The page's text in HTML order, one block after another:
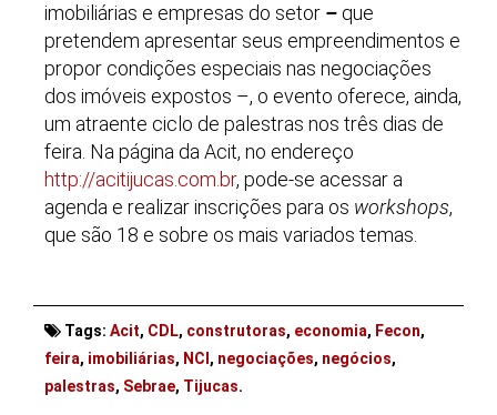
imobiliárias e empresas do setor – que
pretendem apresentar seus empreendimentos e
propor condições especiais nas negociações
dos imóveis expostos –, o evento oferece, ainda,
um atraente ciclo de palestras nos três dias de
feira. Na página da Acit, no endereço
http://acitijucas.com.br, pode-se acessar a
agenda e realizar inscrições para os workshops,
que são 18 e sobre os mais variados temas.
Tags: Acit, CDL, construtoras, economia, Fecon,
feira, imobiliárias, NCI , negociações, negócios,
palestras, Sebrae, Tijucas.